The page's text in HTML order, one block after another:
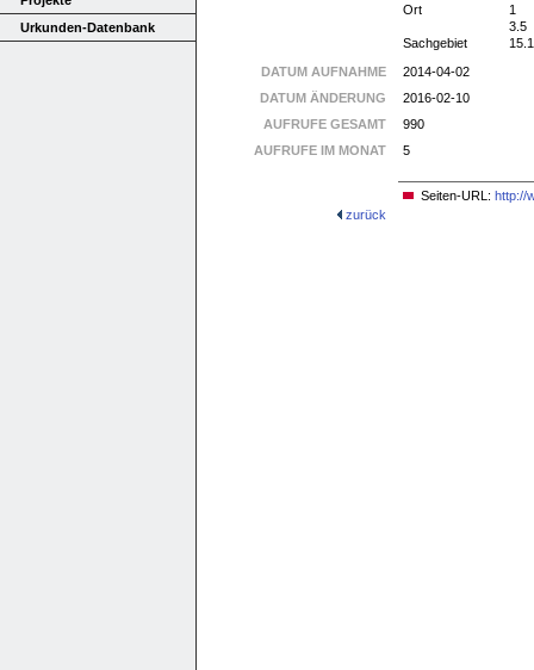
Urkunden-Datenbank
Ort
1
3.5
Sachgebiet
DATUM AUFNAHME
2014-04-02
DATUM ÄNDERUNG
2016-02-10
AUFRUFE GESAMT
990
AUFRUFE IM MONAT
5
Seiten-URL: http://
zurück